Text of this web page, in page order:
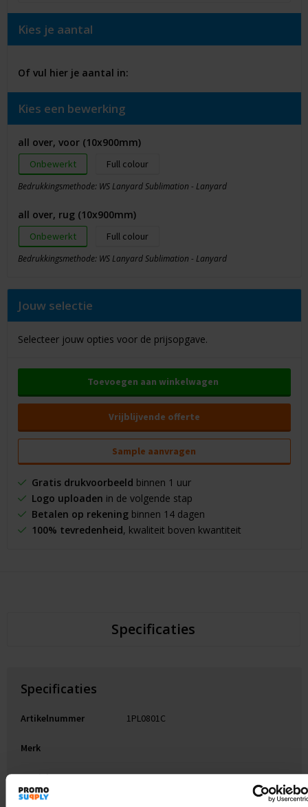
Kies je aantal
Of vul hier je aantal in:
Kies een bewerking
all over, voor (10x900mm)
Onbewerkt Full colour
Bedrukkingsmethode: WS Lanyard Sublimation - Lanyard
all over, rug (10x900mm)
Onbewerkt Full colour
Bedrukkingsmethode: WS Lanyard Sublimation - Lanyard
Jouw selectie
Selecteer jouw opties voor de prijsopgave.
Toevoegen aan winkelwagen
Vrijblijvende offerte
Sample aanvragen
Gratis drukvoorbeeld binnen 1 uur
Logo uploaden in de volgende stap
Betalen op rekeningbinnen 14 dagen
100% tevredenheid, kwaliteit boven kwantiteit
Specificaties
Specificaties
Artikelnummer 1PL0801C
Merk
Gewicht 9 g